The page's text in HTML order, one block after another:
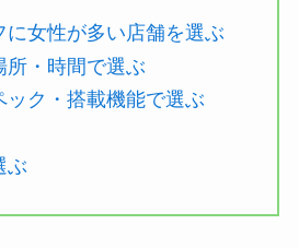
に女性が多い店舗を選ぶ
所・時間で選ぶ
ック・搭載機能で選ぶ
ぶ